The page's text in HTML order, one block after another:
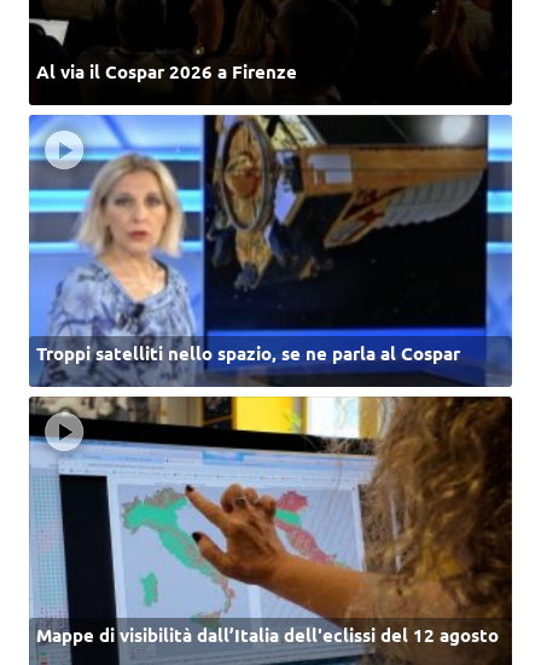
Al via il Cospar 2026 a Firenze
Troppi satelliti nello spazio, se ne parla al Cospar
Mappe di visibilità dall’Italia dell'eclissi del 12 agosto